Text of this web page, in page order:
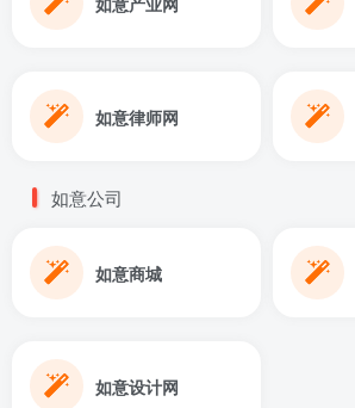
如意律师网
如意公司
如意商城
如意设计网